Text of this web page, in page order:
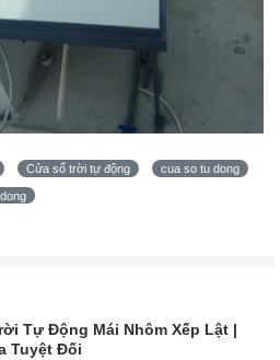
Cửa sổ trời tự động cua so tu dong
Tự Động Mái Nhôm Xếp Lật |
Tuyệt Đối